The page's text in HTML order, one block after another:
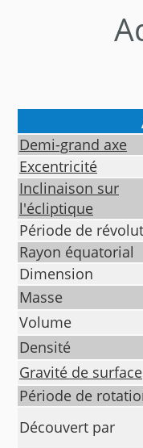
Demi-grand axe
Excentricité
Inclinaison sur
l'écliptique
Période de
Rayon équatorial
Dimension
Masse
Volume
Densité
Gravité de surface
Période de
Découvert par